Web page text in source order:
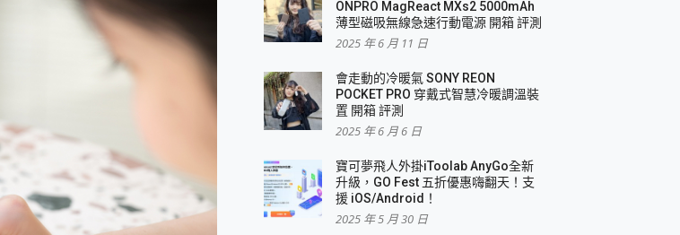
ONPRO MagReact MXs2 5000mAh
薄型磁吸無線急速行動電源 開箱 評測
2025 年 6 月 11 日
會走動的冷暖氣 SONY REON
POCKET PRO 穿戴式智慧冷暖調溫裝
置 開箱 評測
2025 年 6 月 6 日
寶可夢飛人外掛iToolab AnyGo全新
升級，GO Fest 五折優惠嗨翻天！支
援 iOS/Android！
2025 年 5 月 30 日